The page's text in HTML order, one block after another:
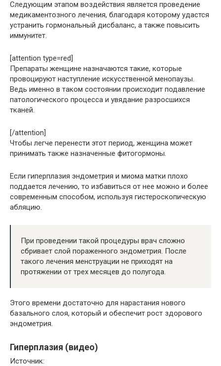
Следующим этапом воздействия является проведение
медикаментозного лечения, благодаря которому удастся
устранить гормональный дисбаланс, а также повысить
иммунитет.
[attention type=red]
Препараты женщине назначаются такие, которые
провоцируют наступление искусственной менопаузы.
Ведь именно в таком состоянии происходит подавление
патологического процесса и увядание разросшихся
тканей.
[/attention]
Чтобы легче перенести этот период, женщина может
принимать также назначенные фитогормоны.
Если гиперплазия эндометрия и миома матки плохо
поддается лечению, то избавиться от нее можно и более
современным способом, используя гистероскопическую
абляцию.
При проведении такой процедуры врач сложно
сбривает слой пораженного эндометрия. После
такого лечения менструации не приходят на
протяжении от трех месяцев до полугода.
Этого времени достаточно для нарастания нового
базального слоя, который и обеспечит рост здорового
эндометрия.
Гиперплазия (видео)
Источник: